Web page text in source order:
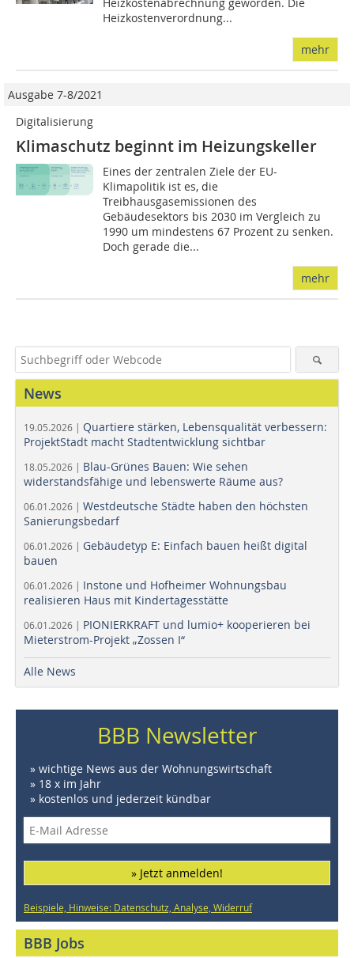
Heizkostenverordnung...
mehr
Ausgabe 7-8/2021
Digitalisierung
Klimaschutz beginnt im Heizungskeller
Eines der zentralen Ziele der EU-
Klimapolitik ist es, die
Treibhausgasemissionen des
Gebäudesektors bis 2030 im Vergleich zu
1990 um mindestens 67 Prozent zu senken.
Doch gerade die...
mehr
News
19.05.2026 | Quartiere stärken, Lebensqualität verbessern:
ProjektStadt macht Stadtentwicklung sichtbar
18.05.2026 | Blau-Grünes Bauen: Wie sehen
widerstandsfähige und lebenswerte Räume aus?
06.01.2026 | Westdeutsche Städte haben den höchsten
Sanierungsbedarf
06.01.2026 | Gebäudetyp E: Einfach bauen heißt digital
bauen
06.01.2026 | Instone und Hofheimer Wohnungsbau
realisieren Haus mit Kindertagesstätte
06.01.2026 | PIONIERKRAFT und lumio+ kooperieren bei
Mieterstrom-Projekt „Zossen I“
Alle News
BBB Newsletter
» wichtige News aus der Wohnungswirtschaft
» 18 x im Jahr
» kostenlos und jederzeit kündbar
» Jetzt anmelden!
Beispiele, Hinweise: Datenschutz, Analyse, Widerruf
BBB Jobs